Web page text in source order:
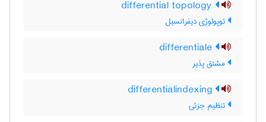
توپولوژی دیفرانسیل
مشتق پذیر
تنظیم جزئی